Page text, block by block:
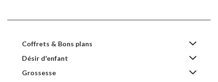
Coffrets & Bons plans
Désir d'enfant
Grossesse